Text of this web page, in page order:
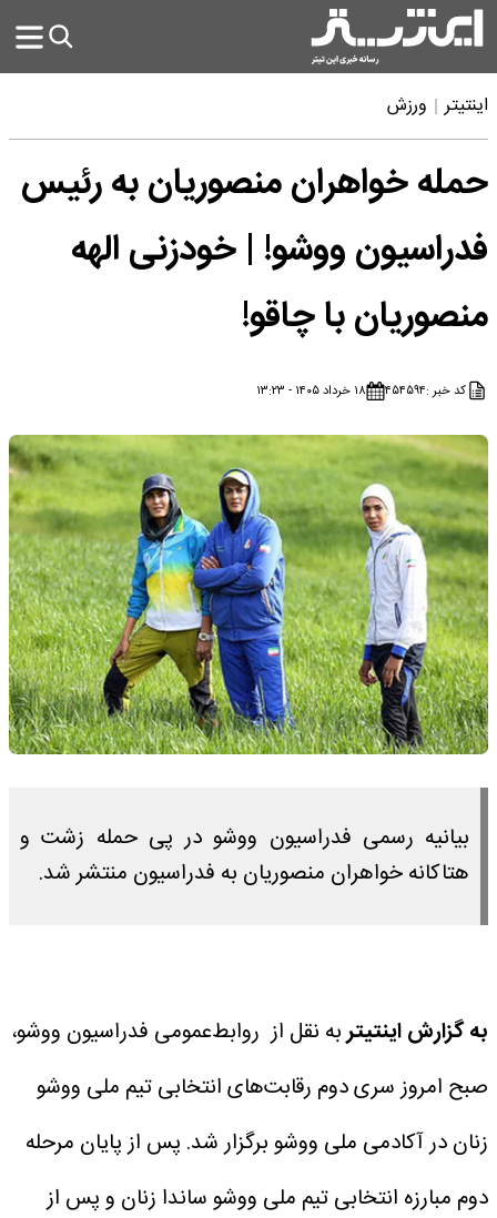
اینتیتر ورزش
حمله خواهران منصوریان به رئیس
فدراسیون ووشو! | خودزنی الهه
منصوریان با چاقو!
کد خبر :۴۵۴۵۹۴ ۱۸ خرداد ۱۴۰۵ - ۱۳:۲۳
بیانیه رسمی فدراسیون ووشو در پی حمله زشت و
هتاکانه خواهران منصوریان به فدراسیون منتشر شد.
به گزارش اینتیتربه نقل از روابط‌عمومی فدراسیون ووشو،
صبح امروز سری دوم رقابت‌های انتخابی تیم ملی ووشو
زنان در آکادمی ملی ووشو برگزار شد. پس از پایان مرحله
دوم مبارزه انتخابی تیم ملی ووشو ساندا زنان و پس از